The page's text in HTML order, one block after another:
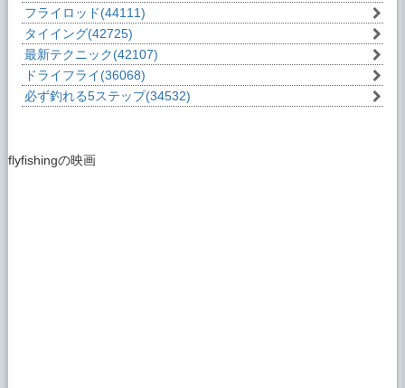
フライロッド(44111)
タイイング(42725)
最新テクニック(42107)
ドライフライ(36068)
必ず釣れる5ステップ(34532)
flyfishingの映画